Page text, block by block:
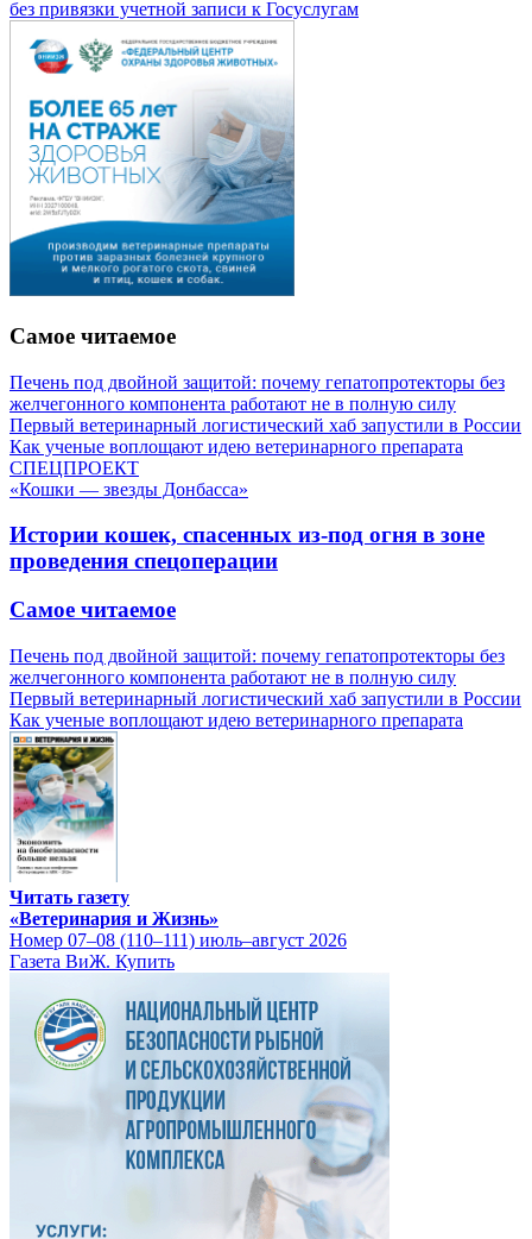
без привязки учетной записи к Госуслугам
Самое читаемое
Печень под двойной защитой: почему гепатопротекторы без
желчегонного компонента работают не в полную силу
Первый ветеринарный логистический хаб запустили в России
Как ученые воплощают идею ветеринарного препарата
СПЕЦПРОЕКТ
«Кошки — звезды Донбасса»
Истории кошек, спасенных из-под огня в зоне
проведения спецоперации
Самое читаемое
Печень под двойной защитой: почему гепатопротекторы без
желчегонного компонента работают не в полную силу
Первый ветеринарный логистический хаб запустили в России
Как ученые воплощают идею ветеринарного препарата
Читать газету
«Ветеринария и Жизнь»
Номер 07–08 (110–111) июль–август 2026
Газета ВиЖ. Купить